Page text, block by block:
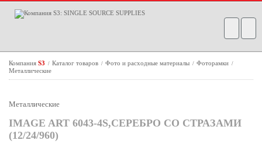
Компания S3 / Каталог товаров / Фото и расходные материалы / Фоторамки /
Металлические
Металлические
IMAGE ART 6043-4S,СЕРЕБРО СО СТРАЗАМИ
(12/24/960)